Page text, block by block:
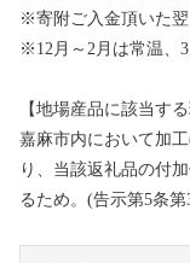
※寄附ご入金頂いた翌
※12月～2月は常温、
【地場産品に該当する
嘉麻市内において加
り、当該返礼品の付
るため。(告示第5条